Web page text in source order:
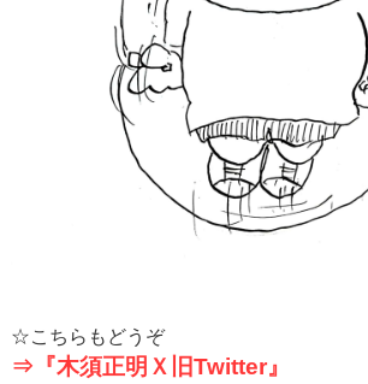
☆こちらもどうぞ
⇒『木須正明Ｘ旧Twitter 』